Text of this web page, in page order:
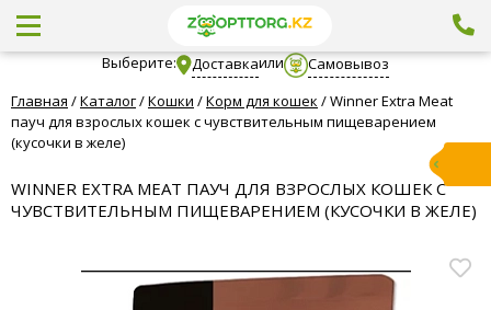
Выберите: Доставкаили
Самовывоз
Главная /Каталог/Кошки /Корм для кошек /Winner Extra Meat
пауч для взрослых кошек с чувствительным пищеварением
(кусочки в желе)
WINNER EXTRA MEAT ПАУЧ ДЛЯ ВЗРОСЛЫХ КОШЕК С
ЧУВСТВИТЕЛЬНЫМ ПИЩЕВАРЕНИЕМ (КУСОЧКИ В ЖЕЛЕ)